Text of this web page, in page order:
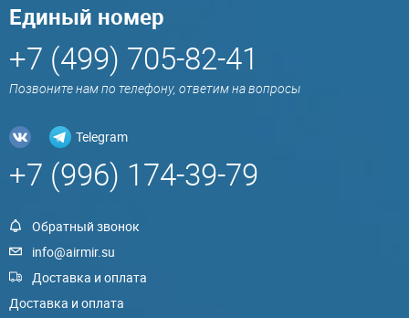
Единый номер
+7 (499) 705-82-41
Позвоните нам по телефону, ответим на вопросы
Telegram
+7 (996) 174-39-79
Обратный звонок
info@airmir.su
Доставка и оплата
Доставка и оплата